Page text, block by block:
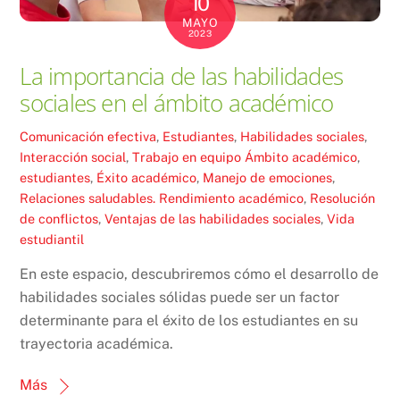
MAYO
2023
La importancia de las habilidades
sociales en el ámbito académico
Comunicación efectiva, Estudiantes, Habilidades sociales,
Interacción social,Trabajo en equipo Ámbito académico,
estudiantes, Éxito académico, Manejo de emociones,
Relaciones saludables. Rendimiento académico, Resolución
de conflictos,Ventajas de las habilidades sociales,Vida
estudiantil
En este espacio, descubriremos cómo el desarrollo de
habilidades sociales sólidas puede ser un factor
determinante para el éxito de los estudiantes en su
trayectoria académica.
Más